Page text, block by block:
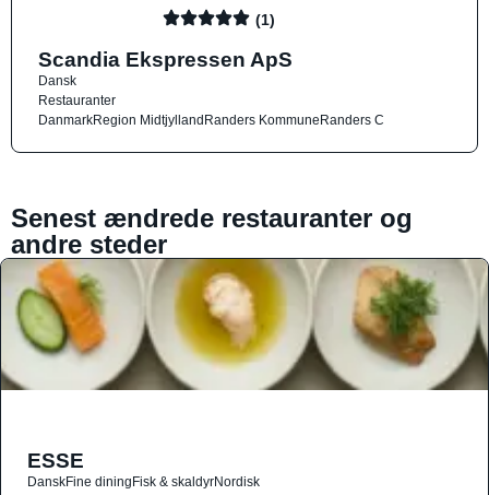
(1)
Scandia Ekspressen ApS
Dansk
Restauranter
DanmarkRegion MidtjyllandRanders KommuneRanders C
Senest ændrede restauranter og
andre steder
ESSE
DanskFine diningFisk & skaldyrNordisk